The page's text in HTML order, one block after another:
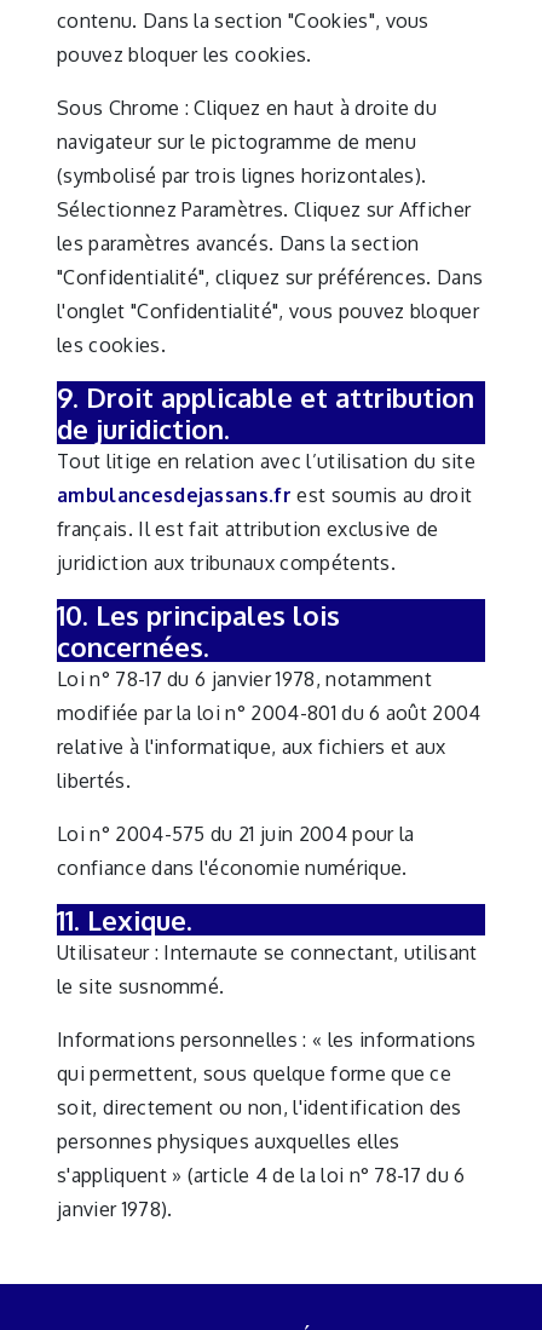
contenu. Dans la section "Cookies", vous
pouvez bloquer les cookies.
Sous Chrome : Cliquez en haut à droite du
navigateur sur le pictogramme de menu
(symbolisé par trois lignes horizontales).
Sélectionnez Paramètres. Cliquez sur Afficher
les paramètres avancés. Dans la section
"Confidentialité", cliquez sur préférences. Dans
l'onglet "Confidentialité", vous pouvez bloquer
les cookies.
9. Droit applicable et attribution
de juridiction.
Tout litige en relation avec l’utilisation du site
ambulancesdejassans.fr est soumis au droit
français. Il est fait attribution exclusive de
juridiction aux tribunaux compétents.
10. Les principales lois
concernées.
Loi n° 78-17 du 6 janvier 1978, notamment
modifiée par la loi n° 2004-801 du 6 août 2004
relative à l'informatique, aux fichiers et aux
libertés.
Loi n° 2004-575 du 21 juin 2004 pour la
confiance dans l'économie numérique.
11. Lexique.
Utilisateur : Internaute se connectant, utilisant
le site susnommé.
Informations personnelles : « les informations
qui permettent, sous quelque forme que ce
soit, directement ou non, l'identification des
personnes physiques auxquelles elles
s'appliquent » (article 4 de la loi n° 78-17 du 6
janvier 1978).